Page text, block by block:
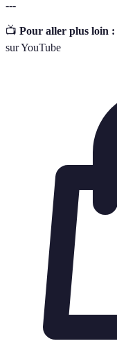
---
📺 Pour aller plus loin :
sur YouTube